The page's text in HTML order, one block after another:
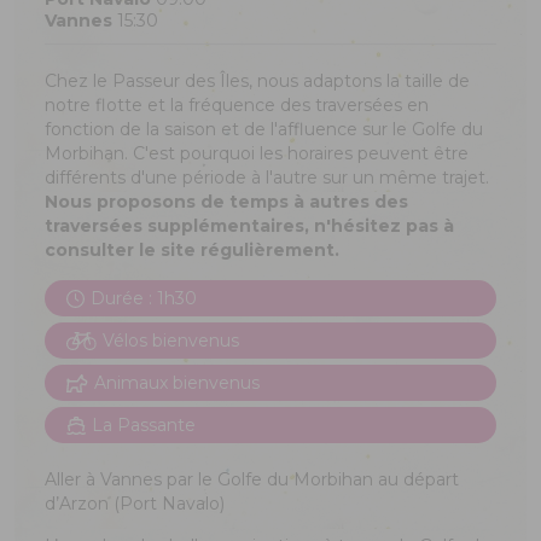
Durée : 1h30
Vélos bienvenus
Animaux bienvenus
La Passante
Aller à Vannes par le Golfe du Morbihan au départ
d’Arzon (Port Navalo)
Vannes 15:30
Chez le Passeur des Îles, nous adaptons la taille de
notre flotte et la fréquence des traversées en
fonction de la saison et de l'affluence sur le Golfe du
Morbihan. C'est pourquoi les horaires peuvent être
différents d'une période à l'autre sur un même trajet.
Nous proposons de temps à autres des
traversées supplémentaires, n'hésitez pas à
consulter le site régulièrement.